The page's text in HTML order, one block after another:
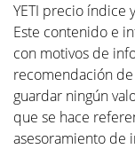
YETI precio índice
Este contenido e
con motivos de
recomendación
guardar ningún
que se hace
asesoramiento de